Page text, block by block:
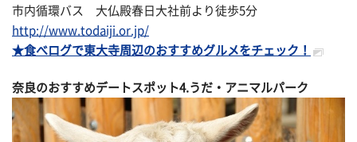
市内循環バス 大仏殿春日大社前より徒歩5分
http://www.todaiji.or.jp/
★食べログで東大寺周辺のおすすめグルメをチェック！
奈良のおすすめデートスポット4.うだ・アニマルパーク